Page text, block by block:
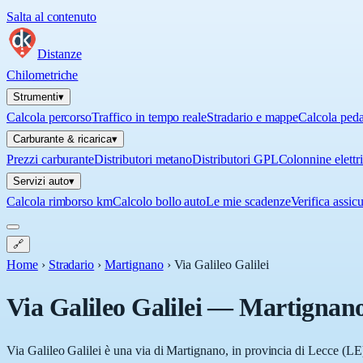
Salta al contenuto
Distanze
Chilometriche
Strumenti▾
Calcola percorsoTraffico in tempo realeStradario e mappeCalcola
Carburante & ricarica▾
Prezzi carburanteDistributori metanoDistributori GPLColonnine
Servizi auto▾
Calcola rimborso kmCalcolo bollo autoLe mie scadenzeVerifica
🔗
Home › Stradario › Martignano › Via Galileo Galilei
Via Galileo Galilei—
Via Galileo Galilei è una via di Martignano, in provincia di Lecce